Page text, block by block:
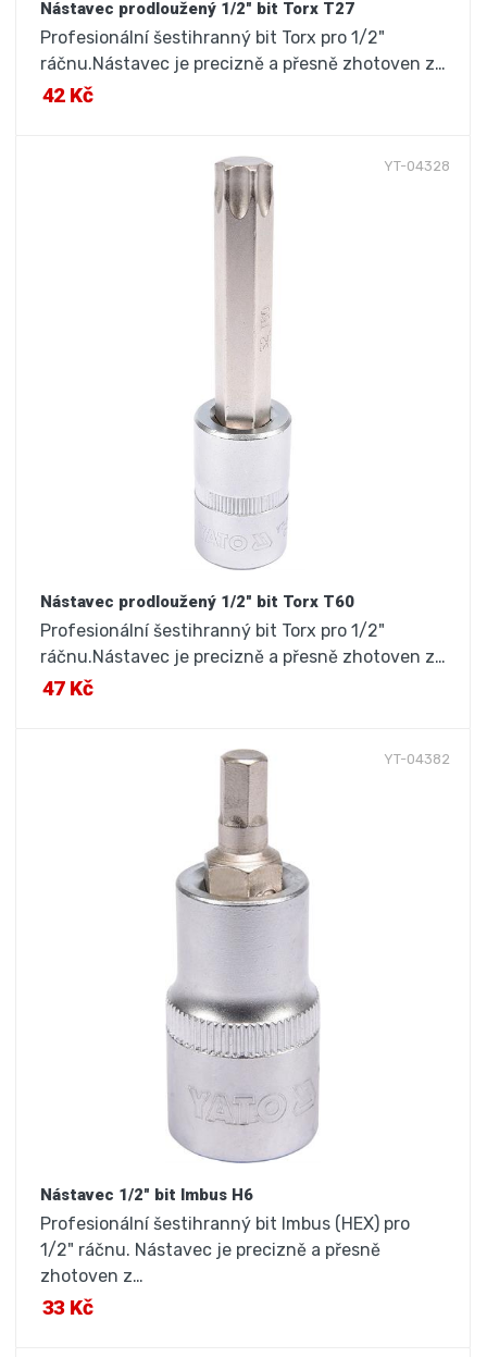
Nástavec prodloužený 1/2" bit Torx T27
Profesionální šestihranný bit Torx pro 1/2"
ráčnu.Nástavec je precizně a přesně zhotoven z…
42 Kč
YT-04328
Nástavec prodloužený 1/2" bit Torx T60
Profesionální šestihranný bit Torx pro 1/2"
ráčnu.Nástavec je precizně a přesně zhotoven z…
47 Kč
YT-04382
Nástavec 1/2" bit Imbus H6
Profesionální šestihranný bit Imbus (HEX) pro
1/2" ráčnu. Nástavec je precizně a přesně
zhotoven z…
33 Kč